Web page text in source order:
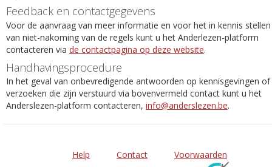
Feedback en contactgegevens
Voor de aanvraag van meer informatie en voor het in kennis stellen
van niet-nakoming van de regels kunt u het Anderlezen-platform
contacteren via de contactpagina op deze website.
Handhavingsprocedure
In het geval van onbevredigende antwoorden op kennisgevingen of
verzoeken die zijn verstuurd via bovenvermeld contact kunt u het
Anderslezen-platform contacteren, info@anderslezen.be.
Help Contact
Voorwaarden